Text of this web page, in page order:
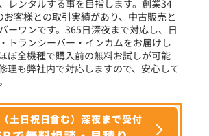
選択条件をリセット
レンタルする事を目指します。創業34
客様との取引実績があり、中古販売と
ーワンです。365日深夜まで対応し、日
トランシーバー・インカムをお届けし
ぼ全機種で購入前の無料お試しが可能
理も弊社内で対応しますので、安心して
土日祝日含む）深夜まで受付